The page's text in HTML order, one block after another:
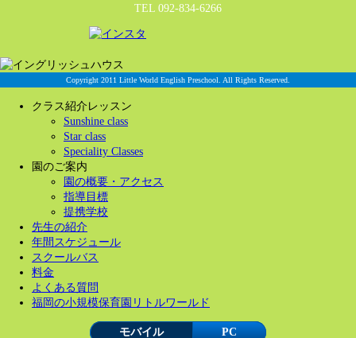
TEL 092-834-6266
Copyright 2011 Little World English Preschool. All Rights Reserved.
クラス紹介レッスン
Sunshine class
Star class
Speciality Classes
園のご案内
園の概要・アクセス
指導目標
提携学校
先生の紹介
年間スケジュール
スクールバス
料金
よくある質問
福岡の小規模保育園リトルワールド
モバイル PC